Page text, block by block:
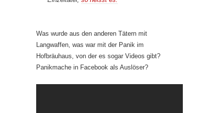
Was wurde aus den anderen Tätern mit
Langwaffen, was war mit der Panik im
Hofbräuhaus, von der es sogar Videos gibt?
Panikmache in Facebook als Auslöser?